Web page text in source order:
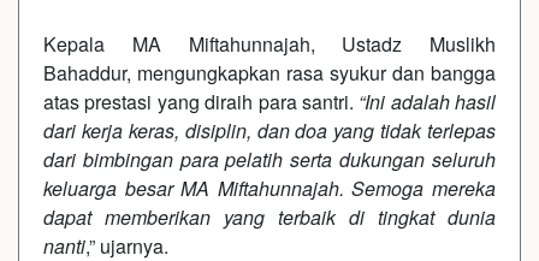
Kepala MA Miftahunnajah, Ustadz Muslikh
Bahaddur, mengungkapkan rasa syukur dan bangga
atas prestasi yang diraih para santri. “Ini adalah hasil
dari kerja keras, disiplin, dan doa yang tidak terlepas
dari bimbingan para pelatih serta dukungan seluruh
keluarga besar MA Miftahunnajah. Semoga mereka
dapat memberikan yang terbaik di tingkat dunia
nanti,” ujarnya.